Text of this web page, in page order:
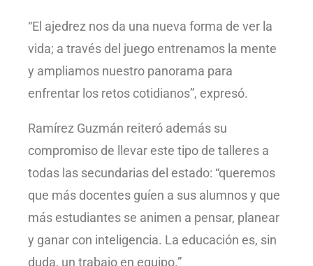
“El ajedrez nos da una nueva forma de ver la
vida; a través del juego entrenamos la mente
y ampliamos nuestro panorama para
enfrentar los retos cotidianos”, expresó.
Ramírez Guzmán reiteró además su
compromiso de llevar este tipo de talleres a
todas las secundarias del estado: “queremos
que más docentes guíen a sus alumnos y que
más estudiantes se animen a pensar, planear
y ganar con inteligencia. La educación es, sin
duda, un trabajo en equipo.”